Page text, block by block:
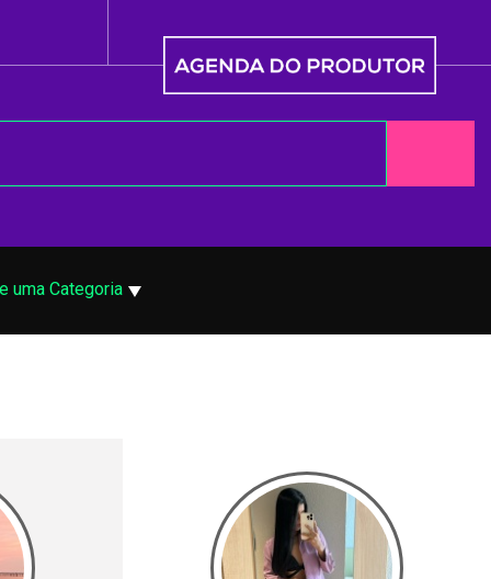
uma Categoria